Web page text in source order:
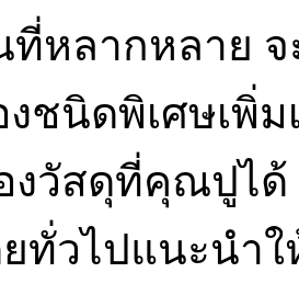
ที่หลากหลาย
งชนิดพิเศษเพิ่
งวัสดุที่คุณปูไ
ทั่วไปแนะนำ